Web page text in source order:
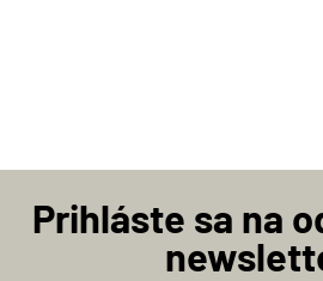
Prihláste sa na